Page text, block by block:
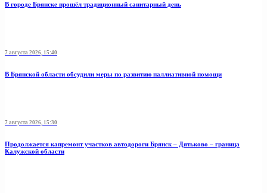
В городе Брянске прошёл традиционный санитарный день
7 августа 2026, 15:40
В Брянской области обсудили меры по развитию паллиативной помощи
7 августа 2026, 15:30
Продолжается капремонт участков автодороги Брянск – Дятьково – граница
Калужской области